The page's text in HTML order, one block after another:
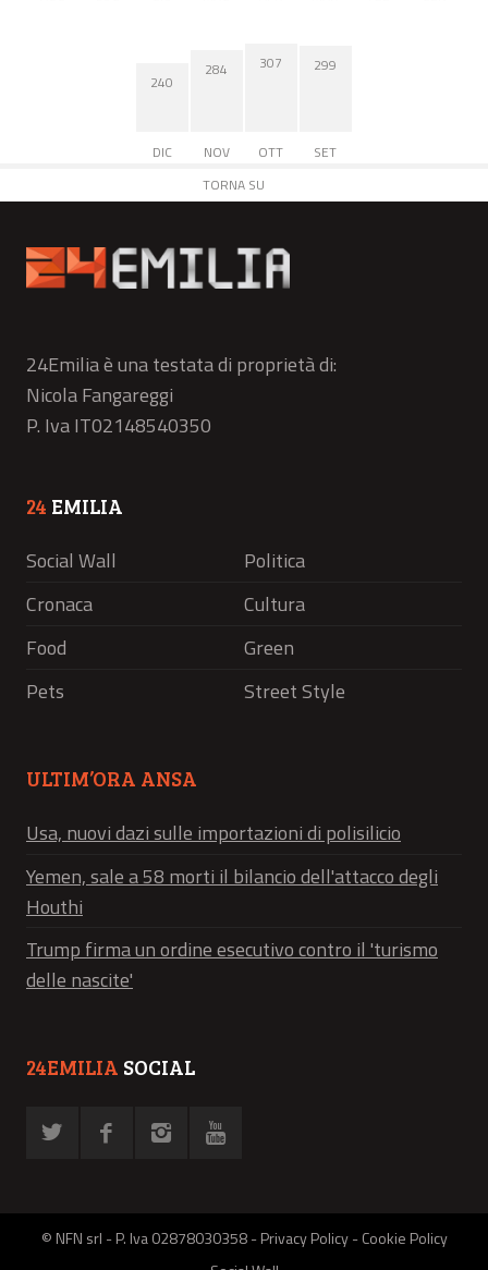
240
DIC
284
NOV
307
OTT
299
SET
TORNA SU
24Emilia è una testata di proprietà di:
Nicola Fangareggi
P. Iva IT02148540350
24 EMILIA
Social Wall
Politica
Cronaca
Cultura
Food
Green
Pets
Street Style
ULTIM’ORA ANSA
Usa, nuovi dazi sulle importazioni di polisilicio
Yemen, sale a 58 morti il bilancio dell'attacco degli
Houthi
Trump firma un ordine esecutivo contro il 'turismo
delle nascite'
24EMILIA SOCIAL
© NFN srl - P. Iva 02878030358 -Privacy Policy-Cookie Policy